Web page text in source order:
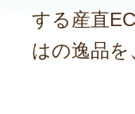
する産直
はの逸品